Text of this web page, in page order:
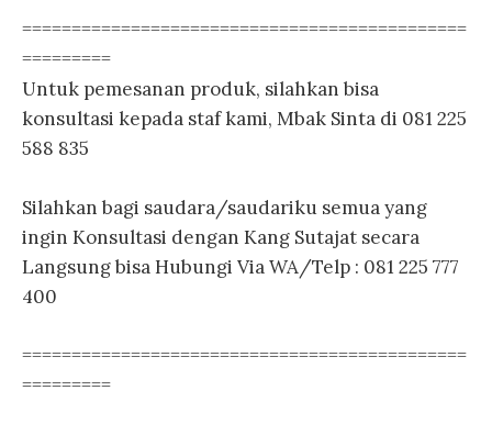
=============================================
=========
Untuk pemesanan produk, silahkan bisa
konsultasi kepada staf kami, Mbak Sinta di 081 225
588 835
Silahkan bagi saudara/saudariku semua yang
ingin Konsultasi dengan Kang Sutajat secara
Langsung bisa Hubungi Via WA/Telp : 081 225 777
400
=============================================
=========